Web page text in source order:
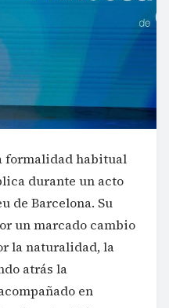
formalidad habitual
durante un acto
de Barcelona. Su
un marcado cambio
la naturalidad, la
atrás la
en